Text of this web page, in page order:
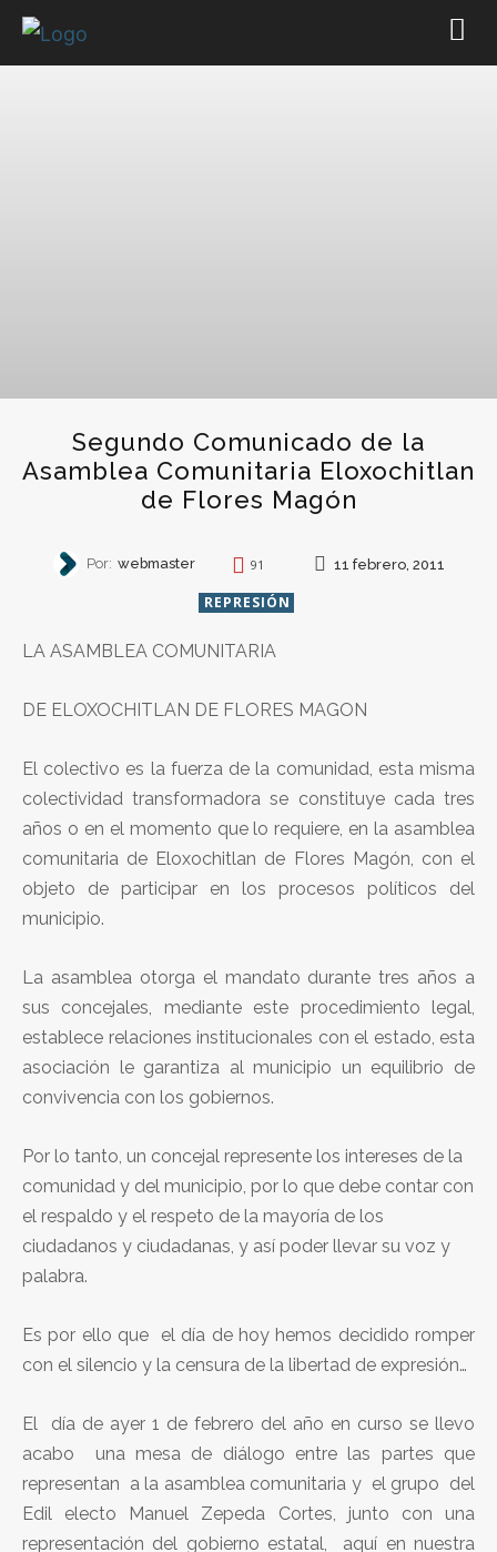
Segundo Comunicado de la
Asamblea Comunitaria Eloxochitlan
de Flores Magón
Por: webmaster 91 11 febrero, 2011
REPRESIÓN
LA ASAMBLEA COMUNITARIA
DE ELOXOCHITLAN DE FLORES MAGON
El colectivo es la fuerza de la comunidad, esta misma
colectividad transformadora se constituye cada tres
años o en el momento que lo requiere, en la asamblea
comunitaria de Eloxochitlan de Flores Magón, con el
objeto de participar en los procesos políticos del
municipio.
La asamblea otorga el mandato durante tres años a
sus concejales, mediante este procedimiento legal,
establece relaciones institucionales con el estado, esta
asociación le garantiza al municipio un equilibrio de
convivencia con los gobiernos.
Por lo tanto, un concejal represente los intereses de la
comunidad y del municipio, por lo que debe contar con
el respaldo y el respeto de la mayoría de los
ciudadanos y ciudadanas, y así poder llevar su voz y
palabra.
Es por ello que el día de hoy hemos decidido romper
con el silencio y la censura de la libertad de expresión…
El día de ayer 1 de febrero del año en curso se llevo
acabo una mesa de diálogo entre las partes que
representan a la asamblea comunitaria y el grupo del
Edil electo Manuel Zepeda Cortes, junto con una
representación del gobierno estatal, aquí en nuestra